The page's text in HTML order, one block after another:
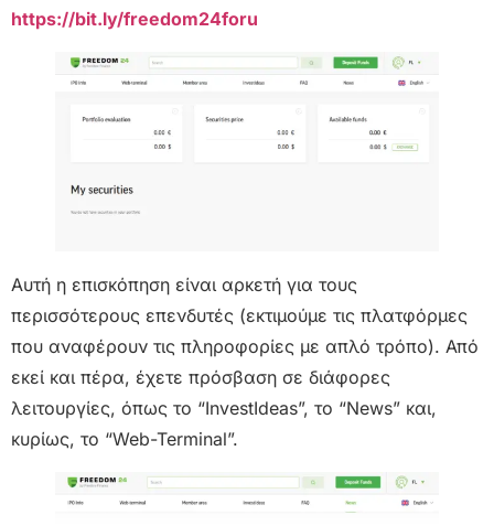
https://bit.ly/freedom24foru
Αυτή η επισκόπηση είναι αρκετή για τους
περισσότερους επενδυτές (εκτιμούμε τις πλατφόρμες
που αναφέρουν τις πληροφορίες με απλό τρόπο). Από
εκεί και πέρα, έχετε πρόσβαση σε διάφορες
λειτουργίες, όπως το “InvestIdeas”, το “News” και,
κυρίως, το “Web-Terminal”.